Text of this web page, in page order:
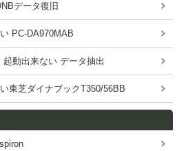
データ復旧
PC-DA970MAB
動出来ない データ抽出
東芝ダイナブックT350/56BB